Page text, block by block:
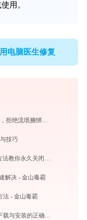
用。
电脑医生修复
2026装机严选：电脑端音乐播放器评测，拒绝流氓捆绑，还原极致无损心流音质
技巧
Win10如何彻底永久关闭自动更新 5种方法教你永久关闭win10自动更新
解决 - 金山毒霸
法 - 金山毒霸
必看！爱普生LQ-1600K3+打印机驱动下载与安装的正确姿势